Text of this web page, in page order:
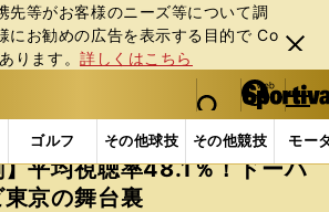
先等がお客様のニーズ等について調
にお勧めの広告を表⽰する⽬的で Co
ります。詳しくはこちら
閉じ
る
web Sportiva (webスポルティーバ)
検索
マイペ
ー
ジ
メニュ
ゴルフ その他球技 その他競技 モー
一覧 サッカー代表 日本代表 【
平均視聴率48.1％！ドーハ
京の舞台裏